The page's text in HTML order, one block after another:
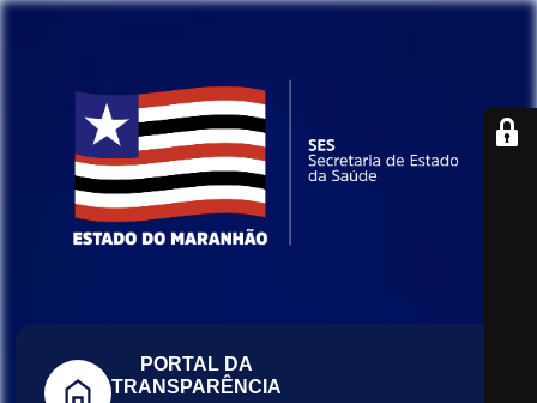
PORTAL DA
TRANSPARÊNCIA